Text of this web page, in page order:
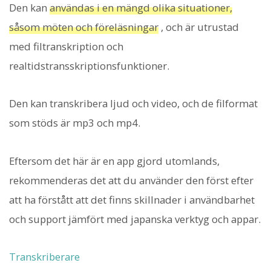
Den kan användas i en mängd olika situationer,
såsom möten och föreläsningar , och är utrustad
med filtranskription och
realtidstransskriptionsfunktioner.
Den kan transkribera ljud och video, och de filformat
som stöds är mp3 och mp4.
Eftersom det här är en app gjord utomlands,
rekommenderas det att du använder den först efter
att ha förstått att det finns skillnader i användbarhet
och support jämfört med japanska verktyg och appar.
Transkriberare